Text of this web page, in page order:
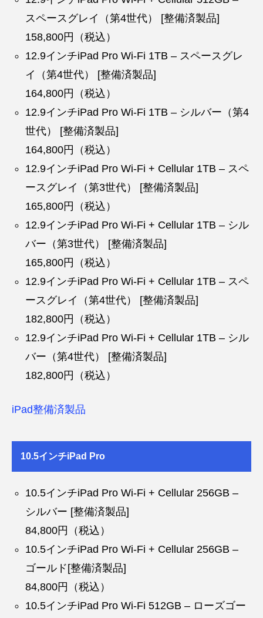
スペースグレイ（第4世代） [整備済製品]
158,800円（税込）
12.9インチiPad Pro Wi-Fi 1TB – スペースグレ
イ（第4世代） [整備済製品]
164,800円（税込）
12.9インチiPad Pro Wi-Fi 1TB – シルバー（第4
世代） [整備済製品]
164,800円（税込）
12.9インチiPad Pro Wi-Fi + Cellular 1TB – スペ
ースグレイ（第3世代） [整備済製品]
165,800円（税込）
12.9インチiPad Pro Wi-Fi + Cellular 1TB – シル
バー（第3世代） [整備済製品]
165,800円（税込）
12.9インチiPad Pro Wi-Fi + Cellular 1TB – スペ
ースグレイ（第4世代） [整備済製品]
182,800円（税込）
12.9インチiPad Pro Wi-Fi + Cellular 1TB – シル
バー（第4世代） [整備済製品]
182,800円（税込）
iPad整備済製品
10.5インチiPad Pro
10.5インチiPad Pro Wi-Fi + Cellular 256GB –
シルバー [整備済製品]
84,800円（税込）
10.5インチiPad Pro Wi-Fi + Cellular 256GB –
ゴールド[整備済製品]
84,800円（税込）
10.5インチiPad Pro Wi-Fi 512GB – ローズゴー